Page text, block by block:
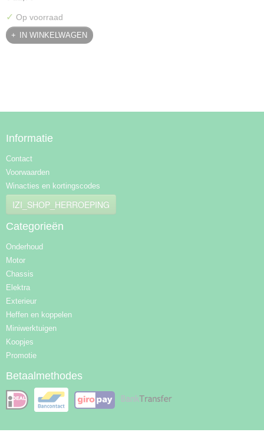
✓ Op voorraad
IN WINKELWAGEN
Informatie
Contact
Voorwaarden
Winacties en kortingscodes
IZI_SHOP_HERROEPING
Categorieën
Onderhoud
Motor
Chassis
Elektra
Exterieur
Heffen en koppelen
Miniwerktuigen
Koopjes
Promotie
Betaalmethodes